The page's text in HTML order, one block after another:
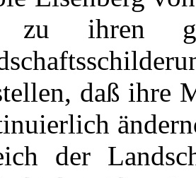
ihren
daß ihre
der